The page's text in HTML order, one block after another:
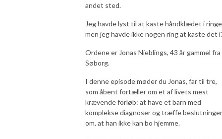
andet sted.
Jeg havde lyst til at kaste håndklædet i
men jeg havde ikke nogen ring at kaste det
Ordene er Jonas Nieblings, 43 år gammel fra
Søborg.
I denne episode møder du Jonas, far til tre,
som åbent fortæller om et af livets mest
krævende forløb: at have et barn med
komplekse diagnoser og træffe
om, at han ikke kan bo hjemme.